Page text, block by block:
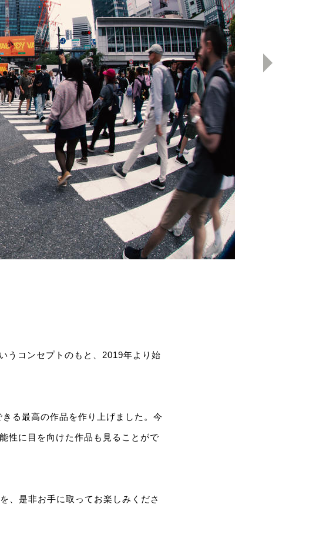
うコンセプトのもと、2019年より始
る最高の作品を作り上げました。今
性に目を向けた作品も見ることがで
、是非お手に取ってお楽しみくださ